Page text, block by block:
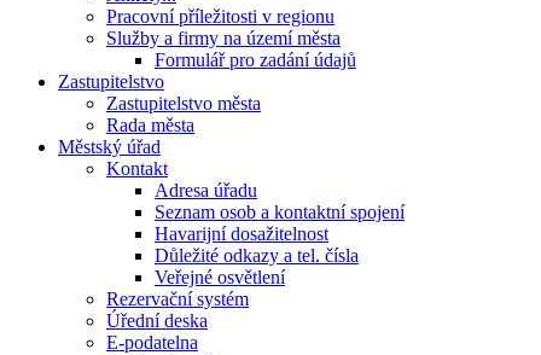
Pracovní příležitosti v regionu
Služby a firmy na území města
Formulář pro zadání údajů
Zastupitelstvo
Zastupitelstvo města
Rada města
Městský úřad
Kontakt
Adresa úřadu
Seznam osob a kontaktní spojení
Havarijní dosažitelnost
Důležité odkazy a tel. čísla
Veřejné osvětlení
Rezervační systém
Úřední deska
E-podatelna